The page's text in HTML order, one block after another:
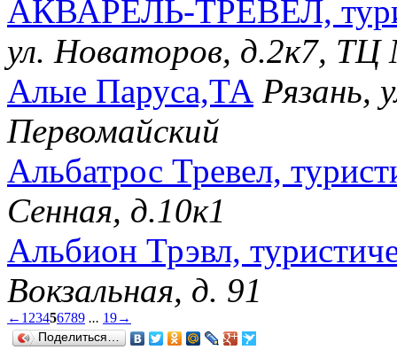
АКВАРЕЛЬ-ТРЕВЕЛ,
ул. Новаторов, д.2к7, ТЦ
Алые Паруса,ТА Рязань,
Первомайский
Альбатрос Тревел,
Сенная, д.10к1
Альбион Трэвл,
Вокзальная, д. 91
← 1 23456789 ... 19→
Поделиться…